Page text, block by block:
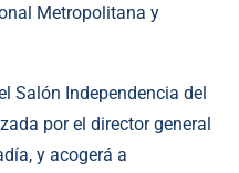
Metropolitana y
Salón Independencia del
por el director general
y acogerá a